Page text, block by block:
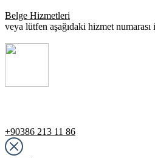
Belge Hizmetleri
veya lütfen aşağıdaki hizmet
+90386 213 11 86